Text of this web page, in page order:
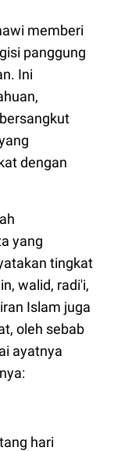
memberi
panggung
Ini
dengan
yang
tingkat
walid, radi'i,
Islam juga
oleh sebab
ayatnya
hari